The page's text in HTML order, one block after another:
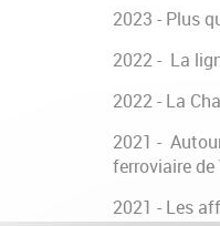
2023 - Plus
2022 - La
2022 - La
2021 -
ferroviaire de
2021 - Les